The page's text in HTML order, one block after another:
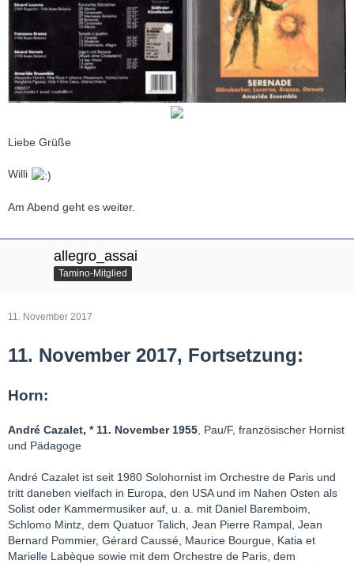
Liebe Grüße
Willi
Am Abend geht es weiter.
allegro_assai
Tamino-Mitglied
11. November 2017
11. November 2017, Fortsetzung:
Horn:
André Cazalet, * 11. November 1955 , Pau/F, französischer Hornist
und Pädagoge
André Cazalet ist seit 1980 Solohornist im Orchestre de Paris und
tritt daneben vielfach in Europa, den USA und im Nahen Osten als
Solist oder Kammermusiker auf, u. a. mit Daniel Baremboim,
Schlomo Mintz, dem Quatuor Talich, Jean Pierre Rampal, Jean
Bernard Pommier, Gérard Caussé, Maurice Bourgue, Katia et
Marielle Labèque sowie mit dem Orchestre de Paris, dem